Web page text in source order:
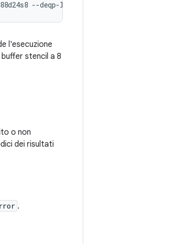
l'esecuzione
stencil a 8
o non
dei risultati
.